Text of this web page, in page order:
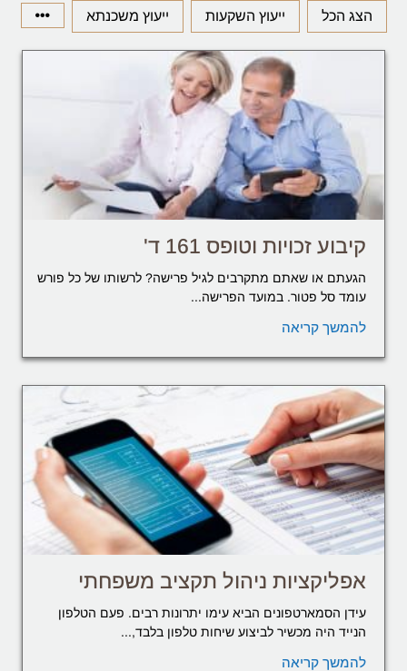
הצג הכל ייעוץ השקעות ייעוץ משכנתא
קיבוע זכויות וטופס 161 ד'
הגעתם או שאתם מתקרבים לגיל פרישה? לרשותו של כל פורש
עומד סל פטור. במועד הפרישה...
להמשך קריאה
אפליקציות ניהול תקציב משפחתי
עידן הסמארטפונים הביא עימו יתרונות רבים. פעם הטלפון
הנייד היה מכשיר לביצוע שיחות טלפון בלבד,...
להמשך קריאה